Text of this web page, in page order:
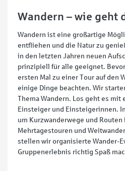
Wandern – wie geht
Wandern ist eine großartige
entfliehen und die Natur zu
in den letzten Jahren neuen
prinzipiell für alle geeignet.
ersten Mal zu einer Tour auf den
einige Dinge beachten. Wir
Thema Wandern. Los geht es mit
Einsteiger und Einsteigerinnen.
um Kurzwanderwege und
Mehrtagestouren und
stellen wir organisierte Wander-
Gruppenerlebnis richtig Spaß